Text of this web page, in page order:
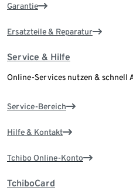
Garantie
Ersatzteile & Reparatur
Service & Hilfe
Online-Services nutzen & schnell
Service-Bereich
Hilfe & Kontakt
Tchibo Online-Konto
TchiboCard